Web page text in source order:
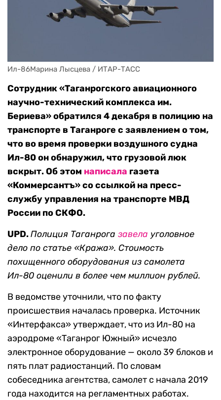
Ил-86Марина Лысцева / ИТАР-ТАСС
Сотрудник «Таганрогского авиационного
научно-технический комплекса им.
Бериева» обратился 4 декабря в полицию на
транспорте в Таганроге с заявлением о том,
что во время проверки воздушного судна
Ил-80 он обнаружил, что грузовой люк
вскрыт. Об этом написала газета
«Коммерсантъ» со ссылкой на пресс-
службу управления на транспорте МВД
России по СКФО.
UPD.Полиция Таганрога завела уголовное
дело по статье «Кража». Стоимость
похищенного оборудования из самолета
Ил-80 оценили в более чем миллион рублей.
В ведомстве уточнили, что по факту
происшествия началась проверка. Источник
«Интерфакса» утверждает, что из Ил-80 на
аэродроме «Таганрог Южный» исчезло
электронное оборудование — около 39 блоков и
пять плат радиостанций. По словам
собеседника агентства, самолет с начала 2019
года находится на регламентных работах.